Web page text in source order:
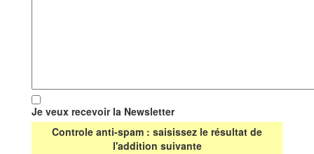
Je veux recevoir la Newsletter
Controle anti-spam : saisissez le résultat de
l'addition suivante